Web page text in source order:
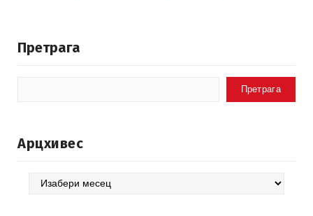
Претрага
Претрага
Арцхивес
Арцхивес